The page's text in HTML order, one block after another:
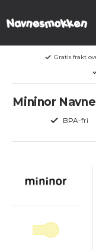
Gratis frakt
Mininor
BPA-fri